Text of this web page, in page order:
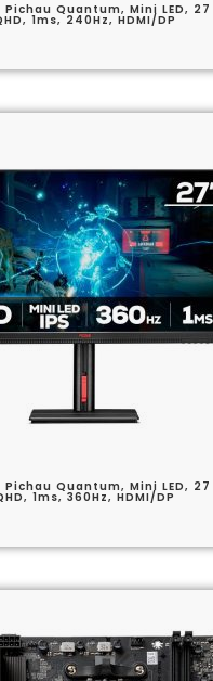
Quantum, Mini LED, 27
1ms, 240Hz, HDMI/DP
Quantum, Mini LED, 27
1ms, 360Hz, HDMI/DP